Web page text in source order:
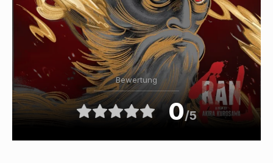
Bewertung
0/5